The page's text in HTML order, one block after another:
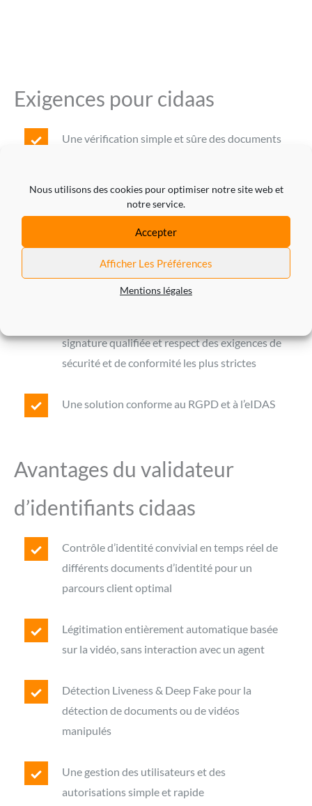
Nous utilisons des cookies pour optimiser notre site web et
notre service.
Accepter
Afficher Les Préférences
Mentions légales
Exigences pour cidaas
Une vérification simple et sûre des documents
Vérification en temps réel & comparaison des
données
Un reporting complet pour un contrôle fiable
des tentatives de vérification
signature qualifiée et respect des exigences de
sécurité et de conformité les plus strictes
Une solution conforme au RGPD et à l’eIDAS
Avantages du validateur
d’identifiants cidaas
Contrôle d’identité convivial en temps réel de
différents documents d’identité pour un
parcours client optimal
Légitimation entièrement automatique basée
sur la vidéo, sans interaction avec un agent
Détection Liveness & Deep Fake pour la
détection de documents ou de vidéos
manipulés
Une gestion des utilisateurs et des
autorisations simple et rapide